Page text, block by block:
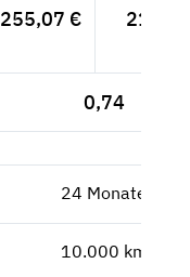
255,07 €
0,74
24 Monate
10.000 km